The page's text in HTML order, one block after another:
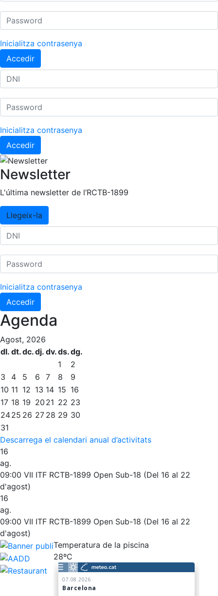
Inicialitza contrasenya
Accedir
Inicialitza contrasenya
Accedir
Newsletter
L'última newsletter de l’RCTB-1899
Llegeix-la
Inicialitza contrasenya
Accedir
Agenda
Agost, 2026
dl. dt.dc.dj. dv.ds.dg.
1
2
3
4 5 6 7 8
9
10 11 12 13 14 15 16
17 18 19 20 21 22 23
2425 26 27 28 29 30
31
Descarrega el calendari anual d’activitats
16
ag.
09:00 VII ITF RCTB-1899 Open Sub-18 (Del 16 al 22
d'agost)
16
ag.
09:00 VII ITF RCTB-1899 Open Sub-18 (Del 16 al 22
d'agost)
Temperatura de la piscina
28ºC